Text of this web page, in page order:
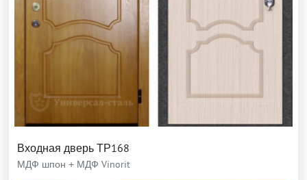
Входная дверь ТР168
МДФ шпон + МДФ Vinorit